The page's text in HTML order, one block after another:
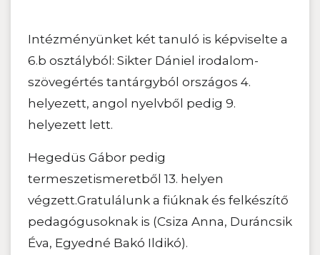
Intézményünket két tanuló is képviselte a
6.b osztályból: Sikter Dániel irodalom-
szövegértés tantárgyból országos 4.
helyezett, angol nyelvből pedig 9.
helyezett lett.
Hegedüs Gábor pedig
termeszetismeretből 13. helyen
végzett.Gratulálunk a fiúknak és felkészítő
pedagógusoknak is (Csiza Anna, Duráncsik
Éva, Egyedné Bakó Ildikó).